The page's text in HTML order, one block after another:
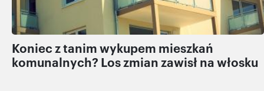
Koniec z tanim wykupem mieszkań
komunalnych? Los zmian zawisł na włosku